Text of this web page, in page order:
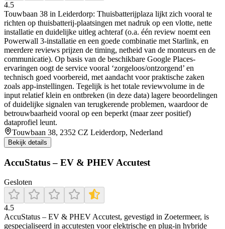
4.5
Touwbaan 38 in Leiderdorp: Thuisbatterijplaza lijkt zich vooral te
richten op thuisbatterij-plaatsingen met nadruk op een vlotte, nette
installatie en duidelijke uitleg achteraf (o.a. één review noemt een
Powerwall 3-installatie en een goede combinatie met Starlink, en
meerdere reviews prijzen de timing, netheid van de monteurs en de
communicatie). Op basis van de beschikbare Google Places-
ervaringen oogt de service vooral ‘zorgeloos/ontzorgend’ en
technisch goed voorbereid, met aandacht voor praktische zaken
zoals app-instellingen. Tegelijk is het totale reviewvolume in de
input relatief klein en ontbreken (in deze data) lagere beoordelingen
of duidelijke signalen van terugkerende problemen, waardoor de
betrouwbaarheid vooral op een beperkt (maar zeer positief)
dataprofiel leunt.
Touwbaan 38, 2352 CZ Leiderdorp, Nederland
Bekijk details
AccuStatus – EV & PHEV Accutest
Gesloten
4.5
AccuStatus – EV & PHEV Accutest, gevestigd in Zoetermeer, is
gespecialiseerd in accutesten voor elektrische en plug‑in hybride